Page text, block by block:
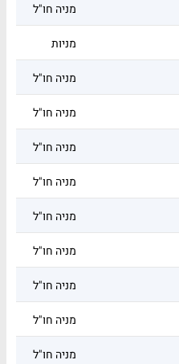
מניה חו"ל
מניות
מניה חו"ל
מניה חו"ל
מניה חו"ל
מניה חו"ל
מניה חו"ל
מניה חו"ל
מניה חו"ל
מניה חו"ל
מניה חו"ל